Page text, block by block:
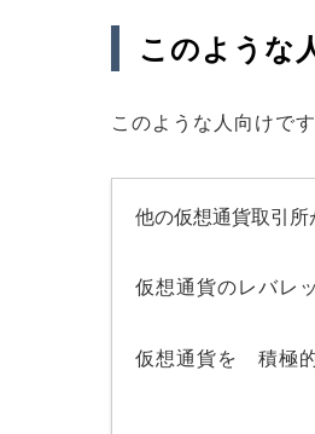
このような
このような人向けで
他の仮想通貨取引
仮想通貨のレバレ
仮想通貨を 積極